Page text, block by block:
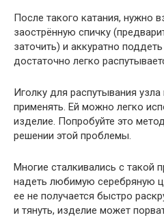
После такого катания, нужно
заострённую спичку
заточить) и аккуратно
достаточно легко
Иголку для распутывания
применять. Ей можно легко
изделие. Попробуйте это
решении этой проблемы.
Многие сталкивались с такой
надеть любимую серебряную
ее не получается быстро
и тянуть, изделие может